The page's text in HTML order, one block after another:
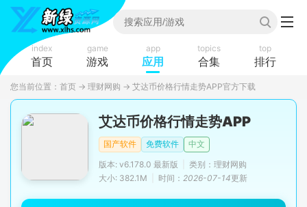
index
首页
game
游戏
app
应用
topics
合集
top
排行
您当前位置： 首页 → 理财网购 → 艾达币价格行情走势APP官方下载
艾达币价格行情走势APP
国产软件 免费软件
中文
版本: v6.178.0 最新版
类别：理财网购
大小: 382.1M
时间： 2026-07-14更新